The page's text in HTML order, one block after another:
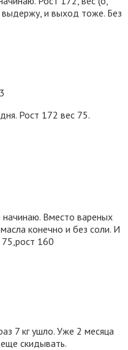
выдержу, и выход тоже. Без
Рост 172 вес 75.
Вместо вареных
конечно и без соли. И
75,рост 160
7 кг ушло. Уже 2 месяца
скидывать.